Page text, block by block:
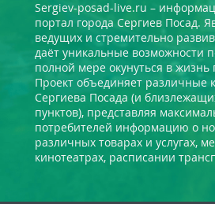
Sergiev-posad-live.ru –
портал города Сергиев Посад.
ведущих и стремительно
даёт уникальные возможности
полной мере окунуться в жизнь
Проект объединяет различные
Сергиева Посада (и
пунктов), представляя
потребителей информацию о
различных товарах и услугах,
кинотеатрах, расписании